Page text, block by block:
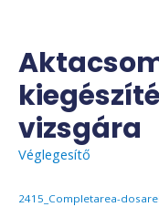
content
vizsgára
Véglegesítő
2415_Completarea-